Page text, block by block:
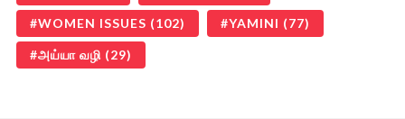
WOMEN ISSUES (102) YAMINI (77)
அய்யா வழி (29)